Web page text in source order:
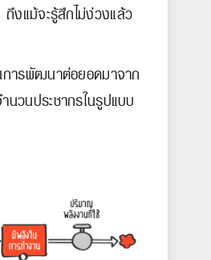
ถึงแม้จะรู้สึกไม่ง่วงแล้ว
การพัฒนาต่อยอดมาจาก
นวนประชากรในรูปแบบ